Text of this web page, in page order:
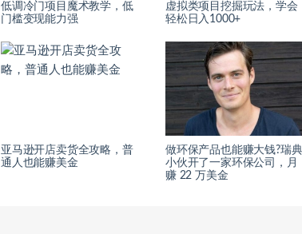
低调冷门项目魔术教学，低
门槛变现能力强
虚拟类项目挖掘玩法，学会
轻松日入1000+
亚马逊开店卖货全攻略，普
通人也能赚美金
做环保产品也能赚大钱?瑞典
小伙开了一家环保公司，月
赚 22 万美金